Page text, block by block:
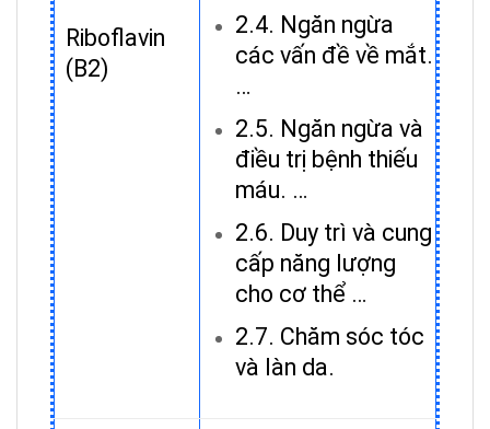
Riboflavin
(B2)
2.4. Ngăn ngừa
các vấn đề về mắt.
…
2.5. Ngăn ngừa và
điều trị bệnh thiếu
máu. …
2.6. Duy trì và cung
cấp năng lượng
cho cơ thể …
2.7. Chăm sóc tóc
và làn da.